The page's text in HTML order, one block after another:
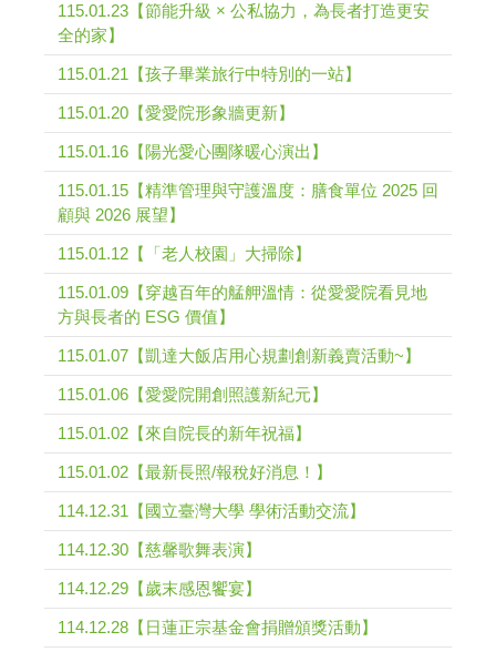
115.01.23【節能升級 × 公私協力，為長者打造更安
全的家】
115.01.21【孩子畢業旅行中特別的一站】
115.01.20【愛愛院形象牆更新】
115.01.16【陽光愛心團隊暖心演出】
115.01.15【精準管理與守護溫度：膳食單位 2025 回
顧與 2026 展望】
115.01.12【「老人校園」大掃除】
115.01.09【穿越百年的艋舺溫情：從愛愛院看見地
方與長者的 ESG 價值】
115.01.07【凱達大飯店用心規劃創新義賣活動~】
115.01.06【愛愛院開創照護新紀元】
115.01.02【來自院長的新年祝福】
115.01.02【最新長照/報稅好消息！】
114.12.31【國立臺灣大學 學術活動交流】
114.12.30【慈馨歌舞表演】
114.12.29【歲末感恩饗宴】
114.12.28【日蓮正宗基金會捐贈頒獎活動】